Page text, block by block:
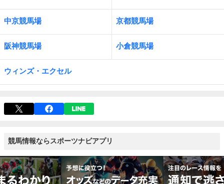
中京競馬場 京都競馬場
阪神競馬場 小倉競馬場
ウィンズ・エクセル
競馬情報ならスポーツナビアプリ